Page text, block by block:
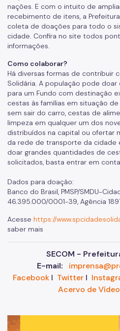
nações. E com o intuito de
recebimento de itens, a
coleta de doações para todo o
cidade. Confira no site todos
informações.
Como colaborar?
Há diversas formas de contribuir
Solidária. A população pode
para um Fundo com destinação
cestas às famílias em situação
sem sair do carro, cestas de
limpeza em qualquer um dos
distribuídos na capital ou ofertar
da rede de transporte da cidade
doar grandes quantidades de
solicitados, basta entrar em
Dados para doação:
Banco do Brasil, PMSP/SMDU-
46.395.000/0001-39, Agência
Acesse https://
saber mais
SECOM -
E-mail:
FacebookI TwitterI
Acervo de